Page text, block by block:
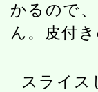
かるので
ん。皮付
スライス